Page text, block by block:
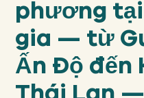
phương
gia — từ
Ấn Độ đến